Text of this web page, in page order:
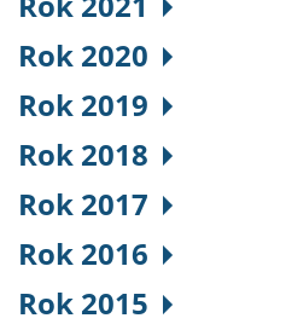
Rok 2020
Rok 2019
Rok 2018
Rok 2017
Rok 2016
Rok 2015